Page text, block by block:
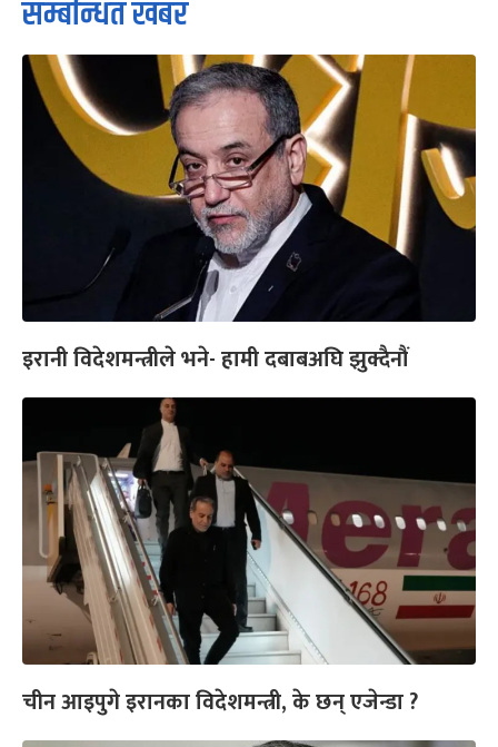
सम्बन्धित खबर
इरानी विदेशमन्त्रीले भने- हामी दबाबअघि झुक्दैनौं
चीन आइपुगे इरानका विदेशमन्त्री, के छन् एजेन्डा ?